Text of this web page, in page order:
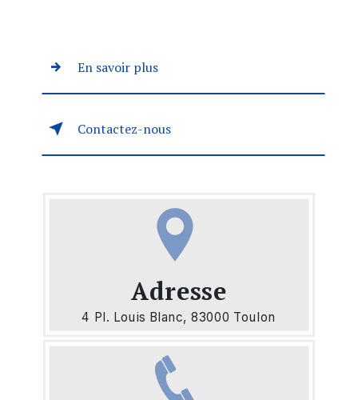
En savoir plus
Contactez-nous
Adresse
4 Pl. Louis Blanc, 83000 Toulon